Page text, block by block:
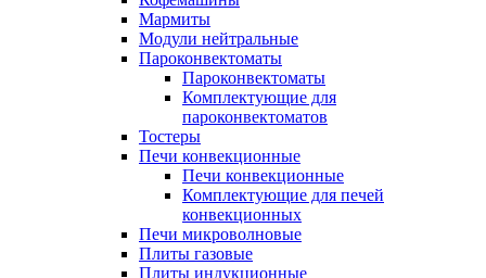
Мармиты
Модули нейтральные
Пароконвектоматы
Пароконвектоматы
Комплектующие для
пароконвектоматов
Тостеры
Печи конвекционные
Печи конвекционные
Комплектующие для печей
конвекционных
Печи микроволновые
Плиты газовые
Плиты индукционные